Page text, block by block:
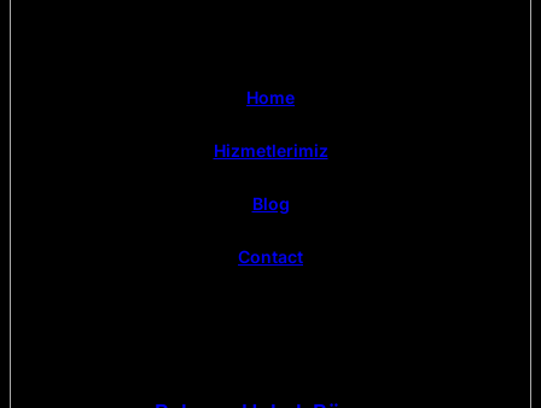
Home
Hizmetlerimiz
Blog
Contact